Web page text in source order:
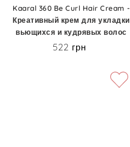
Kaaral 360 Be Curl Hair Cream -
Креативный крем для укладки
вьющихся и кудрявых волос
Цена
522 грн